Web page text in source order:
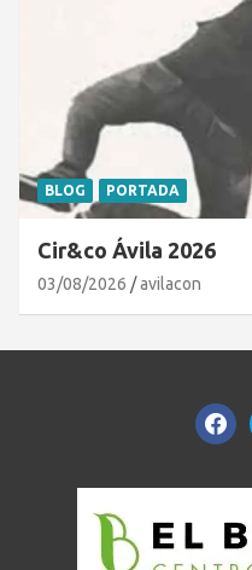
BLOG PORTADA
Cir&co Ávila 2026
03/08/2026 avilacon